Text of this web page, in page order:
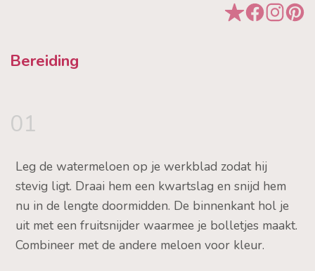
Bereiding
01
Leg de watermeloen op je werkblad zodat hij
stevig ligt. Draai hem een kwartslag en snijd hem
nu in de lengte doormidden. De binnenkant hol je
uit met een fruitsnijder waarmee je bolletjes maakt.
Combineer met de andere meloen voor kleur.